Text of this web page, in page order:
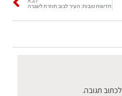
חדשות טובות: העיר לבוב חוזרת לשגרה
תגובה.